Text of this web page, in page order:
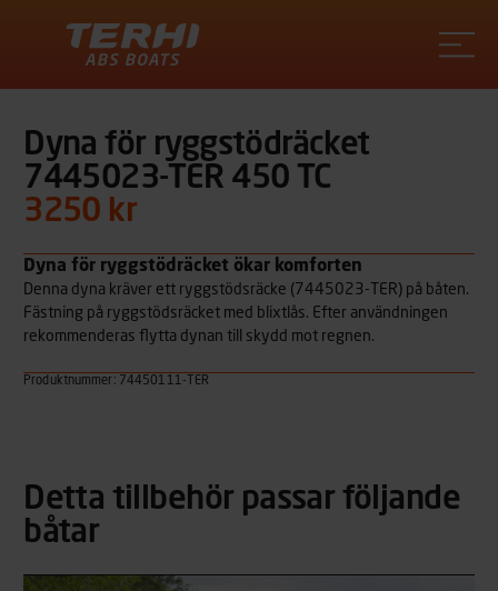
Dyna för ryggstödräcket
7445023-TER 450 TC
3250 kr
Dyna för ryggstödräcket ökar komforten
Denna dyna kräver ett ryggstödsräcke (7445023-TER) på båten.
Fästning på ryggstödsräcket med blixtlås. Efter användningen
rekommenderas flytta dynan till skydd mot regnen.
Produktnummer: 74450111-TER
Detta tillbehör passar följande
båtar